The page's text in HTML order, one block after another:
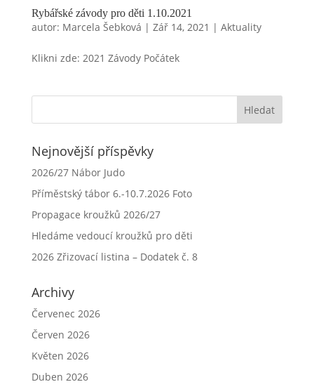
Rybářské závody pro děti 1.10.2021
autor: Marcela Šebková | Zář 14, 2021 | Aktuality
Klikni zde: 2021 Závody Počátek
Nejnovější příspěvky
2026/27 Nábor Judo
Příměstský tábor 6.-10.7.2026 Foto
Propagace kroužků 2026/27
Hledáme vedoucí kroužků pro děti
2026 Zřizovací listina – Dodatek č. 8
Archivy
Červenec 2026
Červen 2026
Květen 2026
Duben 2026